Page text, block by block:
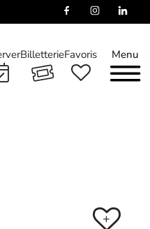
Menu
BilletterieFavoris
+